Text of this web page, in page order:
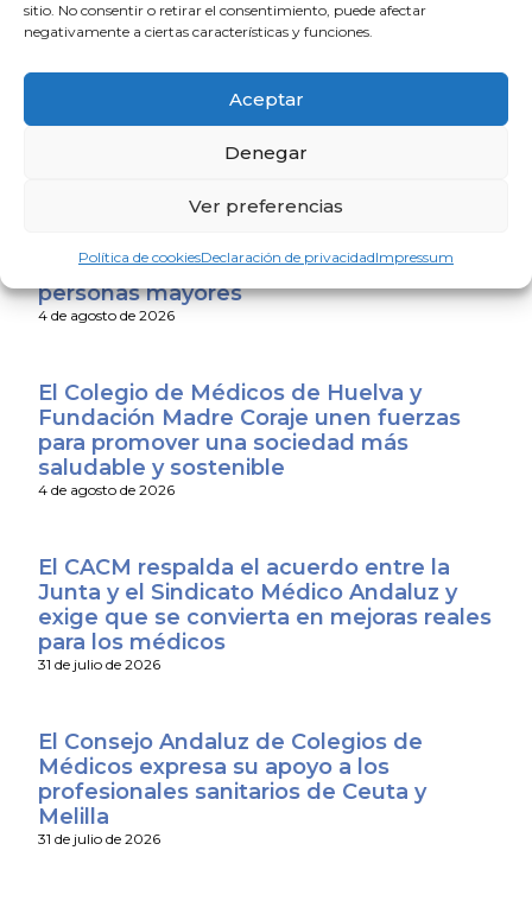
sitio. No consentir o retirar el consentimiento, puede afectar
negativamente a ciertas características y funciones.
Aceptar
Denegar
Ver preferencias
Política de cookiesDeclaración de privacidadImpressum
La Escuela de Verano Sénior cierra su
sexualidad y suelo pélvico en las
personas mayores
4 de agosto de 2026
El Colegio de Médicos de Huelva y
Fundación Madre Coraje unen fuerzas
para promover una sociedad más
saludable y sostenible
4 de agosto de 2026
El CACM respalda el acuerdo entre la
Junta y el Sindicato Médico Andaluz y
exige que se convierta en mejoras reales
para los médicos
31 de julio de 2026
El Consejo Andaluz de Colegios de
Médicos expresa su apoyo a los
profesionales sanitarios de Ceuta y
Melilla
31 de julio de 2026